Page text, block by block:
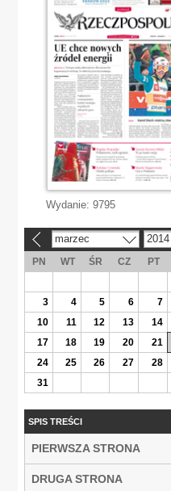
Wydanie: 9795
marzec 2014
PN WT ŚR CZ PT
3
4 5 6 7
10
11 12 13 14
17
18 19 20 21
24
25 26 27 28
31
SPIS TREŚCI
PIERWSZA STRONA
DRUGA STRONA